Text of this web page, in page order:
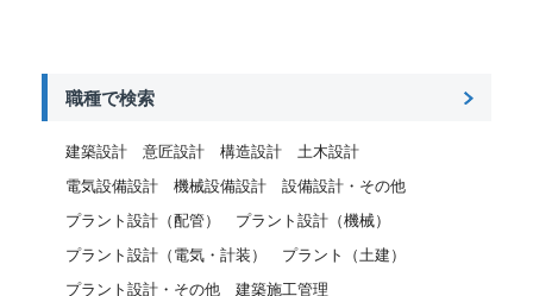
職種で検索
建築設計 意匠設計 構造設計
土木設計
電気設備設計
機械設備設計
設備設計・その他
プラント設計（配管）
プラント設計（機械）
プラント設計（電気・計装）
プラント（土建）
プラント設計・その他
建築施工管理